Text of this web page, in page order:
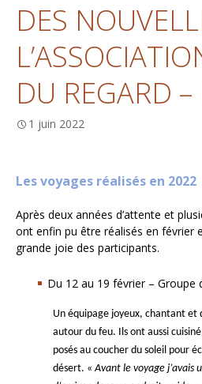
DES
DU REGARD
1 juin 2022
Les voyages réalisés en 2022
Après deux années d’attente et
ont enfin pu être réalisés en février
grande joie des participants.
Du 12 au 19 février – Groupe
Un équipage joyeux, chantant et
autour du feu. Ils ont aussi
posés au coucher du soleil pour
désert. «Avant le voyage j’avais